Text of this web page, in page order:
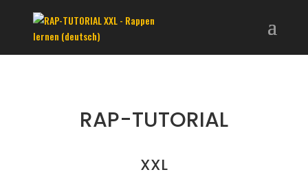
RAP-TUTORIAL
XXL